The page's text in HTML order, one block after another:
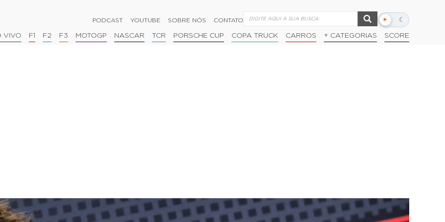
PODCAST YOUTUBE SOBRE NÓS CONTATO ☀ ☾
Alternar
escuro
VIVO F1 F2 F3 MOTOGP NASCAR TCR PORSCHE CUP COPA TRUCK CARROS + CATEGORIAS SCORE